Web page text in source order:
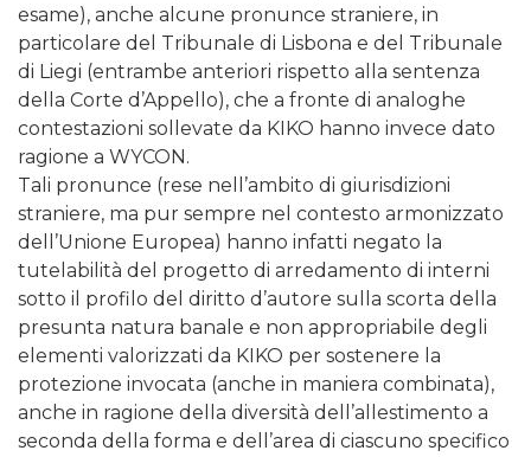
esame), anche alcune pronunce straniere, in
particolare del Tribunale di Lisbona e del Tribunale
di Liegi (entrambe anteriori rispetto alla sentenza
della Corte d’Appello), che a fronte di analoghe
contestazioni sollevate da KIKO hanno invece dato
ragione a WYCON.
Tali pronunce (rese nell’ambito di giurisdizioni
straniere, ma pur sempre nel contesto armonizzato
dell’Unione Europea) hanno infatti negato la
tutelabilità del progetto di arredamento di interni
sotto il profilo del diritto d’autore sulla scorta della
presunta natura banale e non appropriabile degli
elementi valorizzati da KIKO per sostenere la
protezione invocata (anche in maniera combinata),
anche in ragione della diversità dell’allestimento a
seconda della forma e dell’area di ciascuno specifico